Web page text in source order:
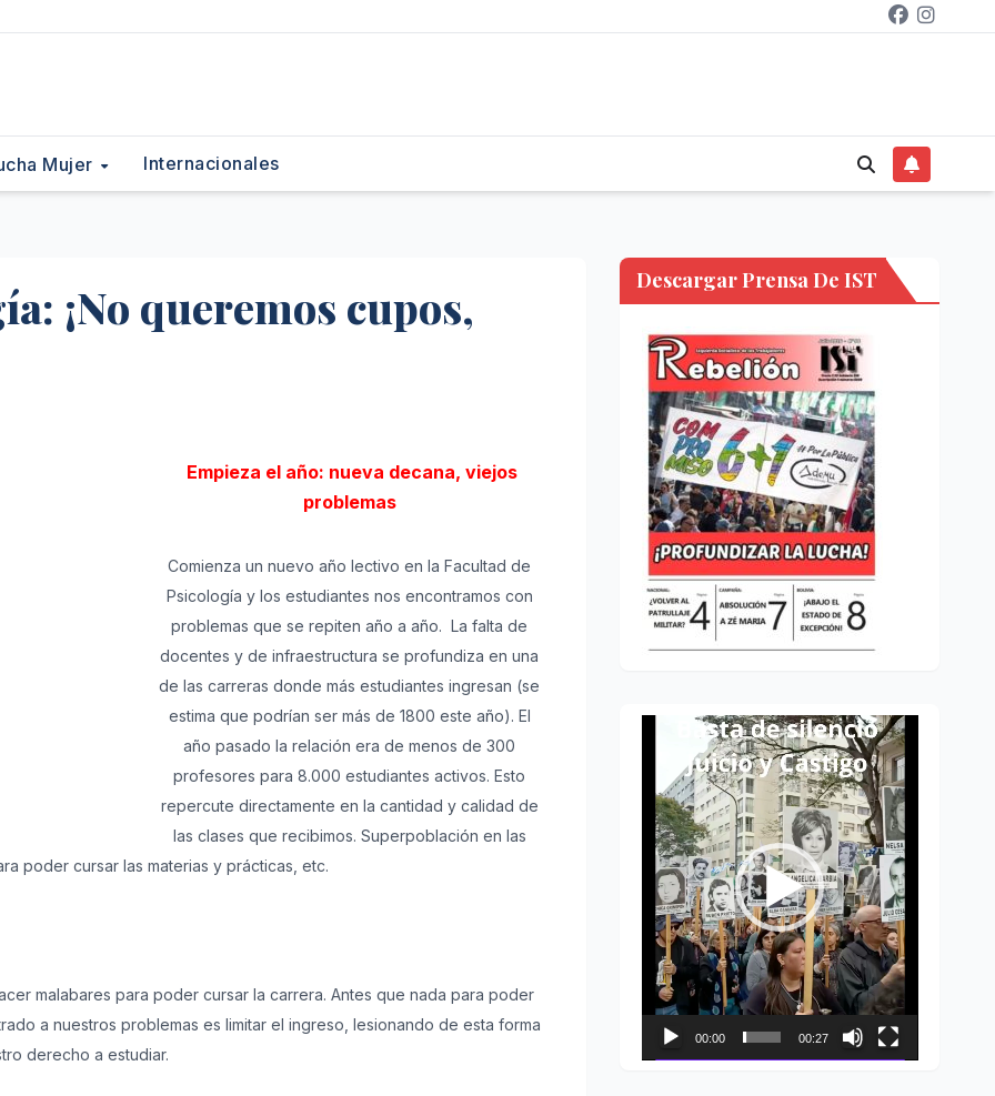
Mujer Internacionales
¡No queremos cupos,
Empieza el año: nueva decana, viejos
problemas
Comienza un nuevo año lectivo en la Facultad de
Psicología y los estudiantes nos encontramos con
problemas que se repiten año a año. La falta de
docentes y de infraestructura se profundiza en una
de las carreras donde más estudiantes ingresan (se
estima que podrían ser más de 1800 este año). El
año pasado la relación era de menos de 300
profesores para 8.000 estudiantes activos. Esto
repercute directamente en la cantidad y calidad de
las clases que recibimos. Superpoblación en las
poder cursar las materias y prácticas, etc.
malabares para poder cursar la carrera. Antes que nada para poder
a nuestros problemas es limitar el ingreso, lesionando de esta forma
derecho a estudiar.
Descargar Prensa De IST
Reproductor
vídeo
00:00 00:27